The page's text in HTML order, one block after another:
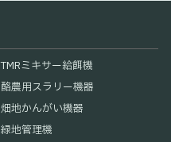
TMRミキサー給餌機
酪農用スラリー機器
畑地かんがい機器
緑地管理機